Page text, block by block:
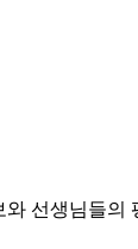
선생님들의